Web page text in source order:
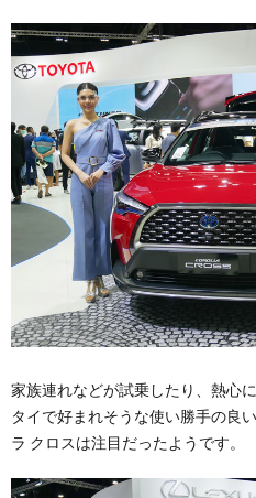
家族連れなどが試乗したり、熱心
タイで好まれそうな使い勝手の良
ラ クロスは注目だったようです。